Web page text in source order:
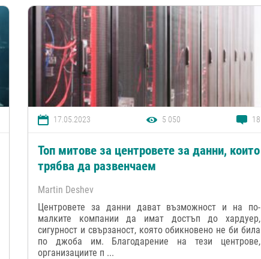
17.05.2023 5 050 18
Топ митове за центровете за данни, които
трябва да развенчаем
Martin Deshev
Центровете за данни дават възможност и на по-
малките компании да имат достъп до хардуер,
сигурност и свързаност, която обикновено не би била
по джоба им. Благодарение на тези центрове,
организациите п ...